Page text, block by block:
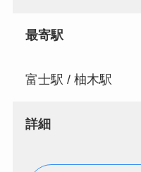
最寄駅
富士駅 / 柚木駅
詳細